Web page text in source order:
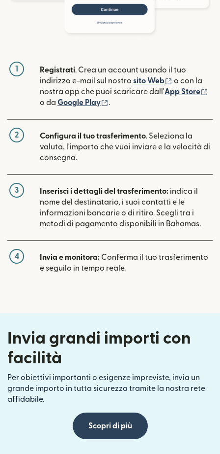
1 Registrati. Crea un account usando il tuo
indirizzo e-mail sul nostro sito Web (si apre in
o con la
nostra app che puoi scaricare dall'App Store
o da Google Play .
2 Configura il tuo trasferimento. Seleziona la
valuta, l'importo che vuoi inviare e la velocità di
consegna.
3 Inserisci i dettagli del trasferimento: indica il
nome del destinatario, i suoi contatti e le
informazioni bancarie o di ritiro. Scegli tra i
metodi di pagamento disponibili in Bahamas.
4 Invia e monitora: Conferma il tuo trasferimento
e seguilo in tempo reale.
Invia grandi importi con
facilità
Per obiettivi importanti o esigenze impreviste, invia un
grande importo in tutta sicurezza tramite la nostra rete
affidabile.
Scopri di più